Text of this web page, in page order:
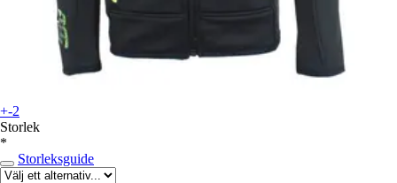
+-2
Storlek
*
Storleksguide